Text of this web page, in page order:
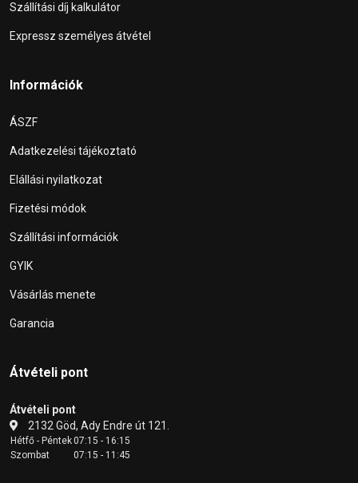
Szállítási díj kalkulátor
Expressz személyes átvétel
Információk
ÁSZF
Adatkezelési tájékoztató
Elállási nyilatkozat
Fizetési módok
Szállítási információk
GYIK
Vásárlás menete
Garancia
Átvételi pont
Átvételi pont
2132 Göd, Ady Endre út 121.
Hétfő - Péntek07:15 - 16:15
Szombat
07:15 - 11:45